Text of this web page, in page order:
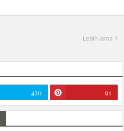
Lebih lama
420 91